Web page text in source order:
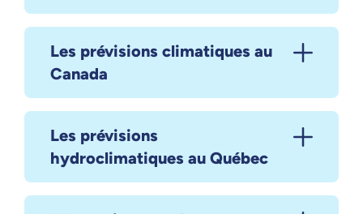
Les prévisions climatiques au
Canada
Les prévisions
hydroclimatiques au Québec